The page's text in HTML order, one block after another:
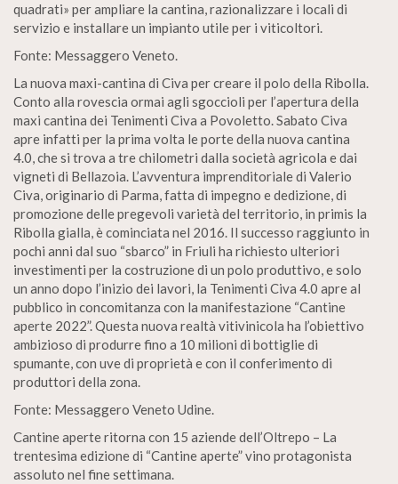
quadrati» per ampliare la cantina, razionalizzare i locali di
servizio e installare un impianto utile per i viticoltori.
Fonte: Messaggero Veneto.
La nuova maxi-cantina di Civa per creare il polo della Ribolla.
Conto alla rovescia ormai agli sgoccioli per l’apertura della
maxi cantina dei Tenimenti Civa a Povoletto. Sabato Civa
apre infatti per la prima volta le porte della nuova cantina
4.0, che si trova a tre chilometri dalla società agricola e dai
vigneti di Bellazoia. L’avventura imprenditoriale di Valerio
Civa, originario di Parma, fatta di impegno e dedizione, di
promozione delle pregevoli varietà del territorio, in primis la
Ribolla gialla, è cominciata nel 2016. Il successo raggiunto in
pochi anni dal suo “sbarco” in Friuli ha richiesto ulteriori
investimenti per la costruzione di un polo produttivo, e solo
un anno dopo l’inizio dei lavori, la Tenimenti Civa 4.0 apre al
pubblico in concomitanza con la manifestazione “Cantine
aperte 2022”. Questa nuova realtà vitivinicola ha l’obiettivo
ambizioso di produrre fino a 10 milioni di bottiglie di
spumante, con uve di proprietà e con il conferimento di
produttori della zona.
Fonte: Messaggero Veneto Udine.
Cantine aperte ritorna con 15 aziende dell’Oltrepo – La
trentesima edizione di “Cantine aperte” vino protagonista
assoluto nel fine settimana.